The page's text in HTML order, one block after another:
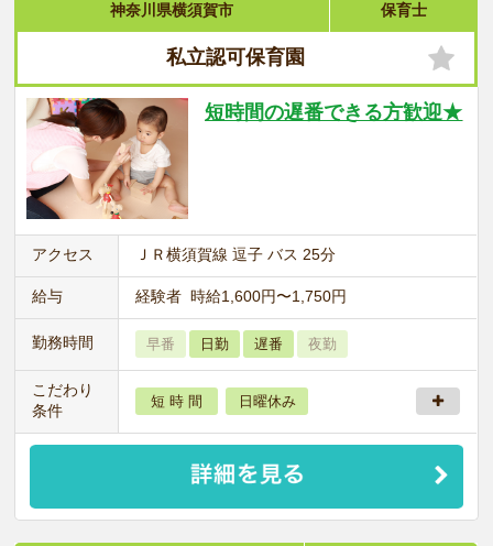
神奈川県横須賀市 保育士
私立認可保育園
短時間の遅番できる方歓迎★
アクセス ＪＲ横須賀線 逗子 バス 25分
給与 経験者 時給1,600円〜1,750円
勤務時間 早番 日勤 遅番 夜勤
こだわり
条件
短 時 間 日曜休み